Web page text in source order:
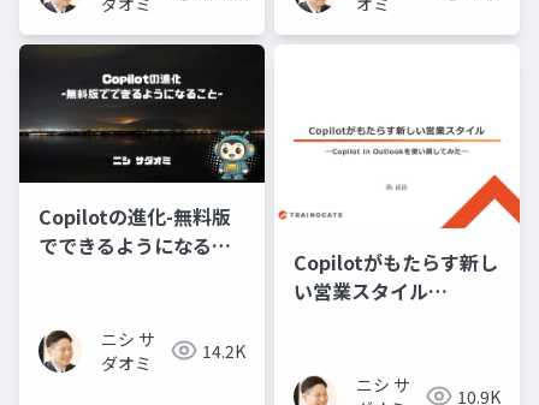
Copilotの進化-無料版
でできるようになるこ
ニシ サ
ダオミ
14.2K
Copilotがもたらす新し
い営業スタイル
ニシ サ
10.9K